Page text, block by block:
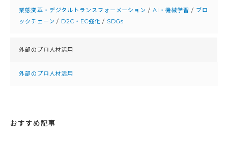
業態変革・デジタルトランスフォーメーション / AI・機械学習 / ブロ
ックチェーン / D2C・EC強化 / SDGs
外部のプロ人材活用
外部のプロ人材活用
おすすめ記事